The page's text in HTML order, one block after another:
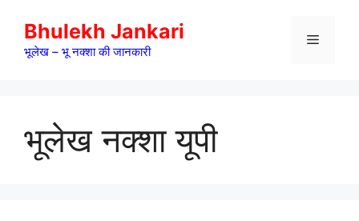
content
Bhulekh Jankari
भूलेख – भू नक्शा की जानकारी
Menu
भूलेख नक्शा यूपी